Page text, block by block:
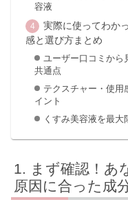
容液
実際に使ってわか
感と選び方まとめ
ユーザー口コミから
共通点
テクスチャー・使用
イント
くすみ美容液を最
まず確認！あ
原因に合った成